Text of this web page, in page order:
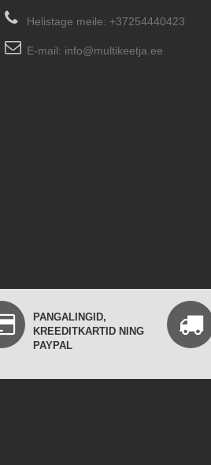
Helistage meile: +37254440423
E-mail: info@multikeetja.ee
PANGALINGID,
KREEDITKARTID NING
PAYPAL